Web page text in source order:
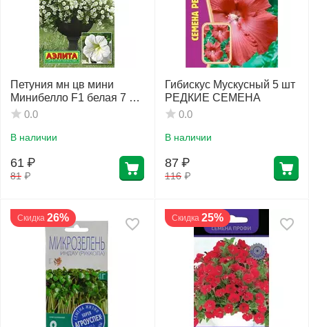
Петуния мн цв мини
Минибелло F1 белая 7 шт
АЭЛИТА
0.0
В наличии
81 ₽
61 ₽
Гибискус Мускусный 5 шт
РЕДКИЕ СЕМЕНА
0.0
В наличии
116 ₽
87 ₽
Скидка 26% Скидка 25%